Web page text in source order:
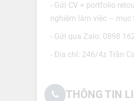
- Gửi CV + portfolio
nghiệm làm việc – mục
- Gửi qua Zalo: 0898
- Địa chỉ: 246/4z Trần
THÔNG TIN